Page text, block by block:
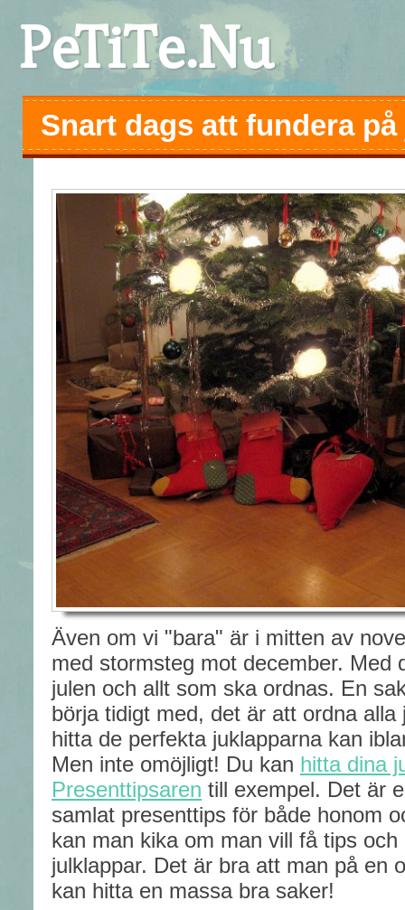
PeTiTe.Nu
Snart dags att fundera
Även om vi "bara" är i mitten av
med stormsteg mot december. Med
julen och allt som ska ordnas. En
börja tidigt med, det är att ordna alla
hitta de perfekta juklapparna kan
Men inte omöjligt! Du kan hitta dina
Presenttipsaren till exempel. Det är
samlat presenttips för både honom
kan man kika om man vill få tips
julklappar. Det är bra att man på en
kan hitta en massa bra saker!